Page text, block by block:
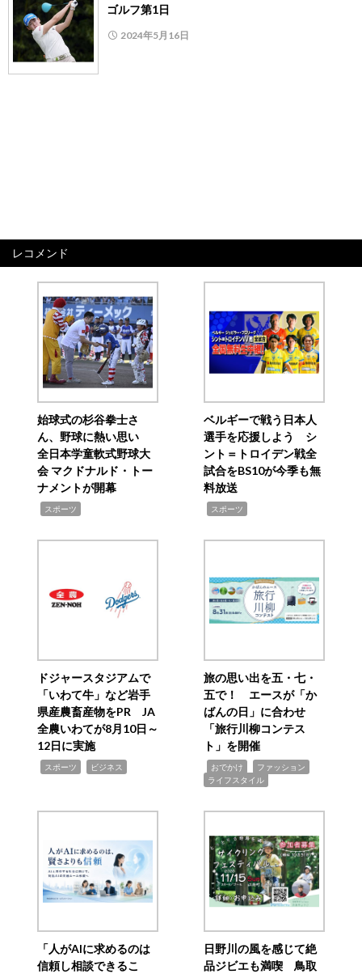
ゴルフ第1日
2024年5月16日
レコメンド
始球式の杉谷拳士さ
ん、野球に熱い思い
全日本学童軟式野球大
会 マクドナルド・トー
ナメントが開幕
スポーツ
ベルギーで戦う日本人
選手を応援しよう シ
ント＝トロイデン戦全
試合をBS10が今季も無
料放送
スポーツ
ドジャースタジアムで
「いわて牛」など岩手
県産農畜産物をPR JA
全農いわてが8月10日～
12日に実施
スポーツ ビジネス
旅の思い出を五・七・
五で！ エースが「か
ばんの日」に合わせ
「旅行川柳コンテス
ト」を開催
おでかけ ファッション
ライフスタイル
「人がAIに求めるのは
信頼し相談できるこ
日野川の風を感じて絶
品ジビエも満喫 鳥取